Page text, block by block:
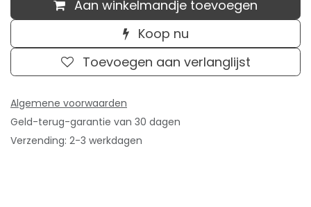
Aan winkelmandje toevoegen
Koop nu
Toevoegen aan verlanglijst
Algemene voorwaarden
Geld-terug-garantie van 30 dagen
Verzending: 2-3 werkdagen